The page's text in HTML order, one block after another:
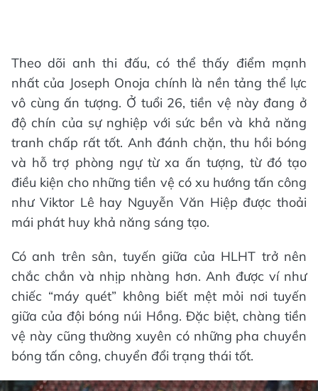
Theo dõi anh thi đấu, có thể thấy điểm mạnh
nhất của Joseph Onoja chính là nền tảng thể lực
vô cùng ấn tượng. Ở tuổi 26, tiền vệ này đang ở
độ chín của sự nghiệp với sức bền và khả năng
tranh chấp rất tốt. Anh đánh chặn, thu hồi bóng
và hỗ trợ phòng ngự từ xa ấn tượng, từ đó tạo
điều kiện cho những tiền vệ có xu hướng tấn công
như Viktor Lê hay Nguyễn Văn Hiệp được thoải
mái phát huy khả năng sáng tạo.
Có anh trên sân, tuyến giữa của HLHT trở nên
chắc chắn và nhịp nhàng hơn. Anh được ví như
chiếc “máy quét” không biết mệt mỏi nơi tuyến
giữa của đội bóng núi Hồng. Đặc biệt, chàng tiền
vệ này cũng thường xuyên có những pha chuyền
bóng tấn công, chuyển đổi trạng thái tốt.